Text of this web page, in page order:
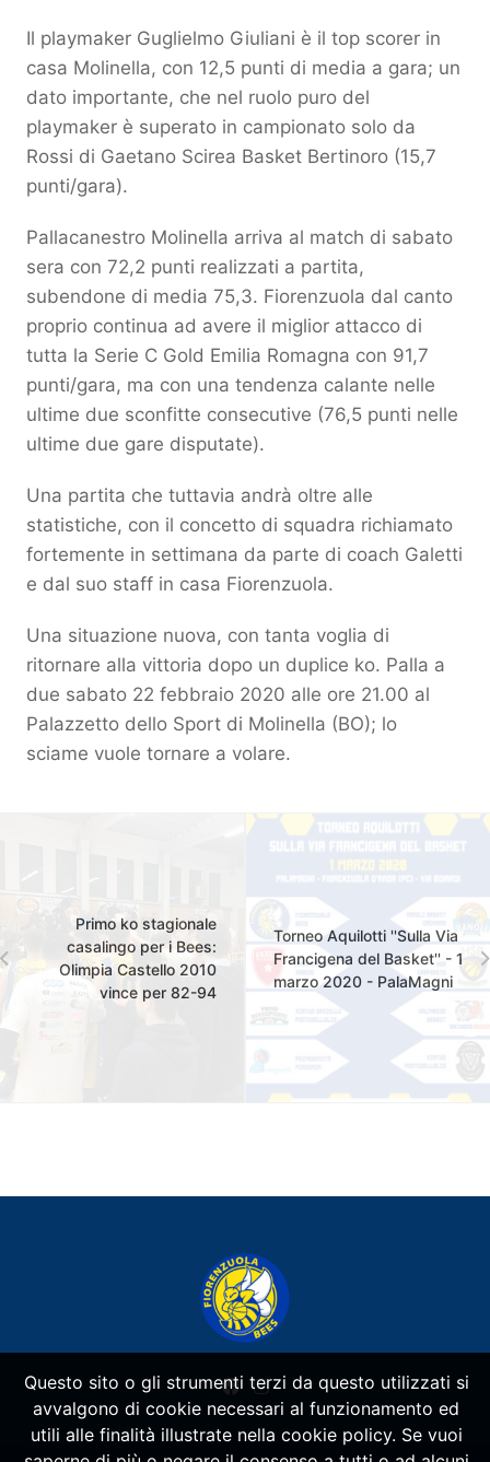
Il playmaker Guglielmo Giuliani è il top scorer in
casa Molinella, con 12,5 punti di media a gara; un
dato importante, che nel ruolo puro del
playmaker è superato in campionato solo da
Rossi di Gaetano Scirea Basket Bertinoro (15,7
punti/gara).
Pallacanestro Molinella arriva al match di sabato
sera con 72,2 punti realizzati a partita,
subendone di media 75,3. Fiorenzuola dal canto
proprio continua ad avere il miglior attacco di
tutta la Serie C Gold Emilia Romagna con 91,7
punti/gara, ma con una tendenza calante nelle
ultime due sconfitte consecutive (76,5 punti nelle
ultime due gare disputate).
Una partita che tuttavia andrà oltre alle
statistiche, con il concetto di squadra richiamato
fortemente in settimana da parte di coach Galetti
e dal suo staff in casa Fiorenzuola.
Una situazione nuova, con tanta voglia di
ritornare alla vittoria dopo un duplice ko. Palla a
due sabato 22 febbraio 2020 alle ore 21.00 al
Palazzetto dello Sport di Molinella (BO); lo
sciame vuole tornare a volare.
Primo ko stagionale
casalingo per i Bees:
Olimpia Castello 2010
vince per 82-94
Torneo Aquilotti ''Sulla Via
Francigena del Basket'' - 1
marzo 2020 - PalaMagni
Questo sito o gli strumenti terzi da questo utilizzati si
avvalgono di cookie necessari al funzionamento ed
utili alle finalità illustrate nella cookie policy. Se vuoi